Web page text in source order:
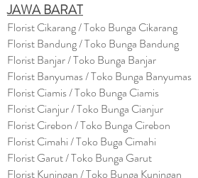
JAWA BARAT
Florist Cikarang/ Toko Bunga Cikarang
Florist Bandung / Toko Bunga Bandung
Florist Banjar / Toko Bunga Banjar
Florist Banyumas / Toko Bunga Banyumas
Florist Ciamis / Toko Bunga Ciamis
Florist Cianjur / Toko Bunga Cianjur
Florist Cirebon / Toko Bunga Cirebon
Florist Cimahi / Toko Buga Cimahi
Florist Garut / Toko Bunga Garut
Florist Kuningan / Toko Bunga Kuningan